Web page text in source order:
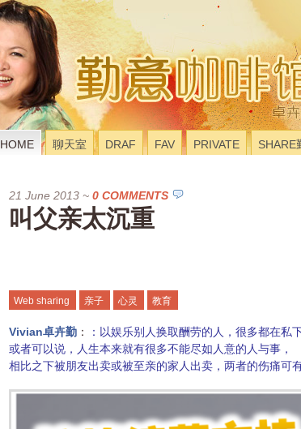
HOME 聊天室 DRAF FAV PRIVATE SHARE
21 June 2013 ~ 0 COMMENTS
叫父亲太沉重
Web sharing 亲子 心灵 教育
Vivian卓卉勤 ：
：以娱乐别人换取酬劳的人，很多都在私
或者可以说，人生本来就有很多不能尽如人意的人与事，
相比之下被朋友出卖或被至亲的家人出卖，两者的伤痛可